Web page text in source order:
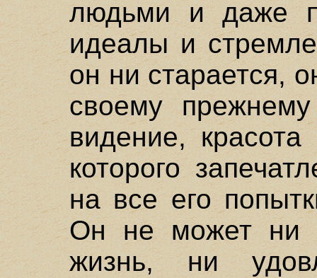
людьми и даже
идеалы и
он ни старается,
своему
видение, красота
которого
на все его
Он не может ни
жизнь, ни